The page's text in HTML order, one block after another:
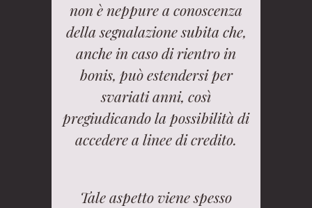
non è neppure a conoscenza
della segnalazione subita che,
anche in caso di rientro in
bonis, può estendersi per
svariati anni, così
pregiudicando la possibilità di
accedere a linee di credito.
Tale aspetto viene spesso